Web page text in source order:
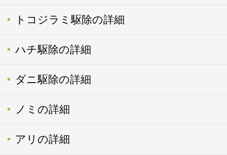
トコジラミ駆除の詳細
ハチ駆除の詳細
ダニ駆除の詳細
ノミの詳細
アリの詳細